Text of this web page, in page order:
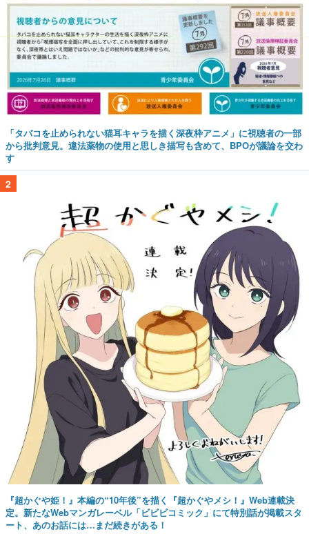
「タバコを止められない猫耳キャラを描く深夜枠アニメ」に視聴者の一部
から批判意見。違法薬物の使用と思しき描写も含めて、BPOが議論を交わ
す
2
『超かぐや姫！』本編の“10年後”を描く『超かぐやメシ！』Web連載決
定。新たなWebマンガレーベル「ビビビコミック」にて特別話が掲載スタ
ート、あのお話には…まだ続きがある！